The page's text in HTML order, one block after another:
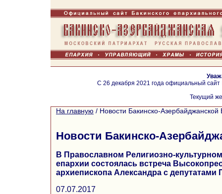
С 26 декабря 2021 года официальный
Текущий
На главную / Новости Бакинско-Азербайджанской
Новости Бакинско-
В Православном Религиозно-
епархии состоялась встреча
архиепископа Александра с депутатами
07.07.2017